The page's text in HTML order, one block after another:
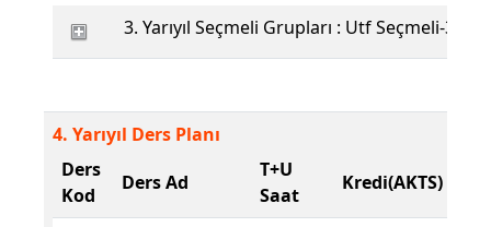
3. Yarıyıl Seçmeli Grupları : Utf Seçmeli-3
4. Yarıyıl Ders Planı
Ders
Kod
Ders Ad
T+U
Saat
Kredi(AKTS)